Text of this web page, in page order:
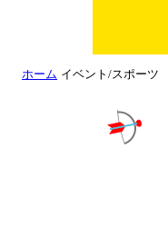
ホーム イベント/スポーツ